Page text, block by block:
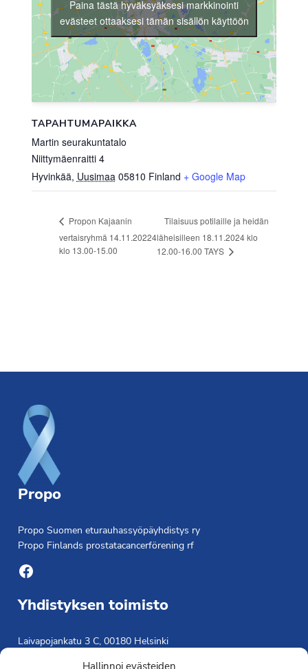
Hallinnoi evästeiden
TAPAHTUMAPAIKKA
Martin seurakuntatalo
Niittymäenraitti 4
Hyvinkää, Uusimaa 05810 Finland + Google Map
Paina tästä hyväksyäksesi markkinointi
evästeet ottaaksesi tämän sisällön käyttöön
Propon Kajaanin
vertaisryhmä 14.11.20224
klo 13.00-15.00
Tilaisuus potilaille ja heidän
läheisilleen 18.11.2024 klo
12.00-16.00 TAYS
Propo
Propo Suomen eturauhassyöpäyhdistys ry
Propo Finlands prostatacancerförening rf
Facebook
Yhdistyksen toimisto
Laivapojankatu 3 C, 00180 Helsinki